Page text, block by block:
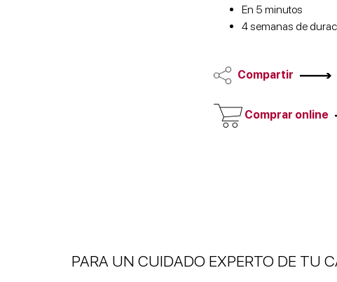
En 5 minutos
4 semanas de
Compartir
Comprar online
PARA UN CUIDADO EXPERTO DE TU